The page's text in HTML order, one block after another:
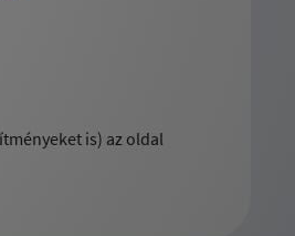
is) az oldal